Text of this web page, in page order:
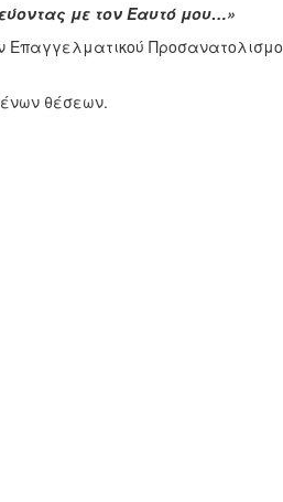
με τον Εαυτό μου…»
θέσεων.